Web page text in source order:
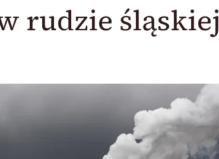
rudzie śląskiej